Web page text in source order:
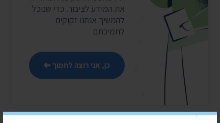
את המידע לציבור. כדי שנוכל
להמשיך אנחנו זקוקים
לתמיכתם
כן, אני רוצה לתמוך